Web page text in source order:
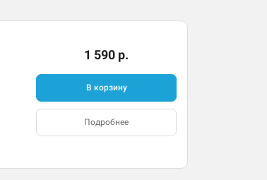
1 590 р.
В корзину
Подробнее